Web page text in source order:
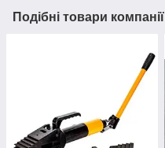
Подібні товари компанії